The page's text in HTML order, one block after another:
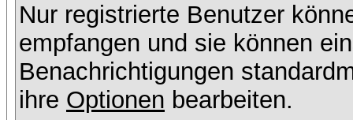
Nur registrierte Benutzer
empfangen und sie können
Benachrichtigungen
ihre Optionen bearbeiten.